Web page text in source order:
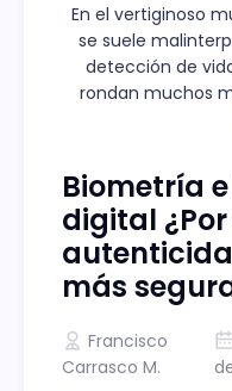
En el vertiginoso
se suele
detección de
rondan muchos
Biometría
digital
más
Francisco
Carrasco M.